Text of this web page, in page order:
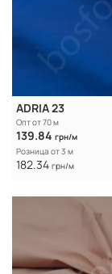
ADRIA 23
Опт от 70 м
139.84 грн/м
Розница от 3 м
182.34 грн/м